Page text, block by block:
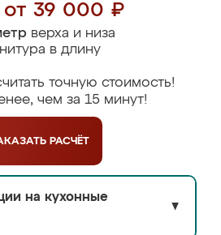
от 39 000 ₽
верха и низа
в длину
точную стоимость!
чем за 15 минут!
РАСЧЁТ
на кухонные
▼